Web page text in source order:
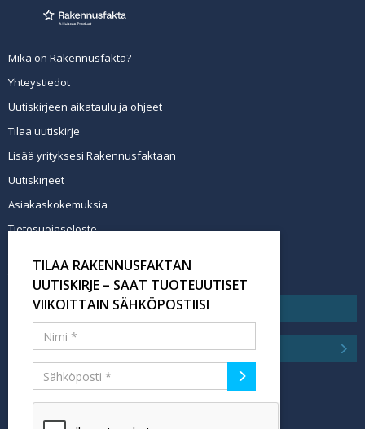
Mikä on Rakennusfakta?
Yhteystiedot
Uutiskirjeen aikataulu ja ohjeet
Tilaa uutiskirje
Lisää yrityksesi Rakennusfaktaan
Uutiskirjeet
Asiakaskokemuksia
Tietosuojaseloste
Tilaa uutiskirje
TILAA RAKENNUSFAKTAN
UUTISKIRJE – SAAT TUOTEUUTISET
VIIKOITTAIN SÄHKÖPOSTIISI